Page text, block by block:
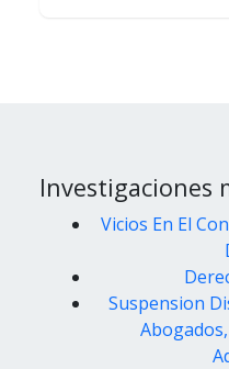
Investigaciones
Vicios En El
Suspension